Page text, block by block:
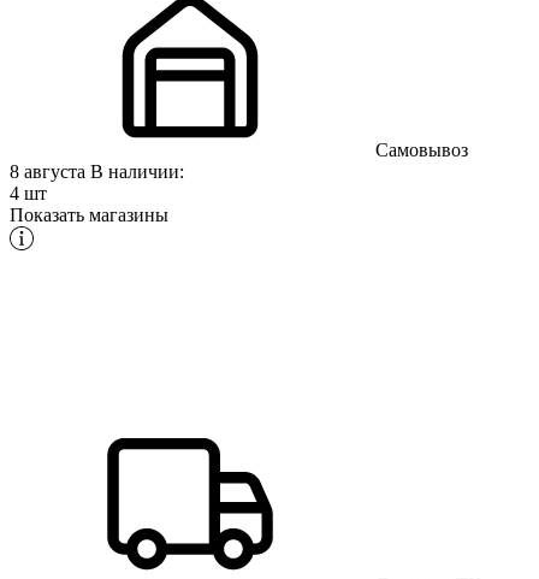
Самовывоз
8 августа В наличии:
4 шт
Показать магазины